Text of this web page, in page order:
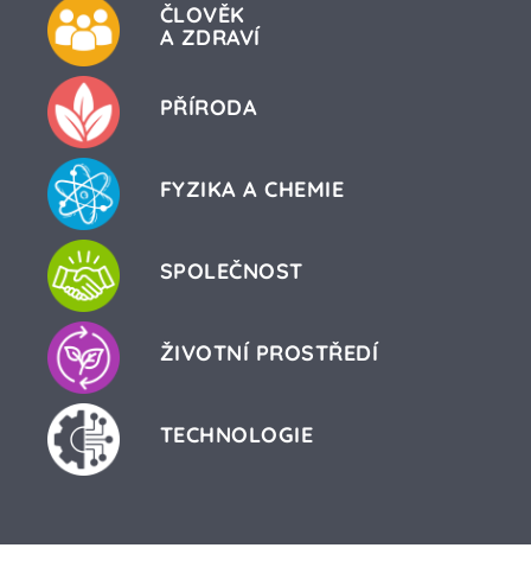
ČLOVĚK
A ZDRAVÍ
PŘÍRODA
FYZIKA A CHEMIE
SPOLEČNOST
ŽIVOTNÍ PROSTŘEDÍ
TECHNOLOGIE